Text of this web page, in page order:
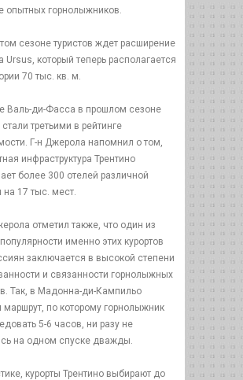
опытных горнолыжников.
сезоне туристов ждет расширение
Ursus, который теперь располагается
70 тыс. кв. м.
Валь-ди-Фасса в прошлом сезоне
третьими в рейтинге
Г-н Джерола напомнил о том,
инфраструктура Трентино
более 300 отелей различной
на 17 тыс. мест.
отметил также, что один из
именно этих курортов
заключается в высокой степени
и связанности горнолыжных
Так, в Мадонна-ди-Кампильо
маршрут, по которому горнолыжник
5-6 часов, ни разу не
на одном спуске дважды.
курорты Трентино выбирают до